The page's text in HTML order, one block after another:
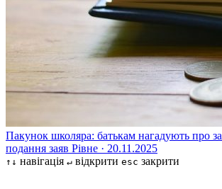
Пакунок школяра: батькам нагадують про
подання заяв Рівне · 20.11.2025
↑↓ навігація ↵ відкрити esc закрити